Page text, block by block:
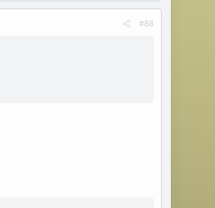
#88